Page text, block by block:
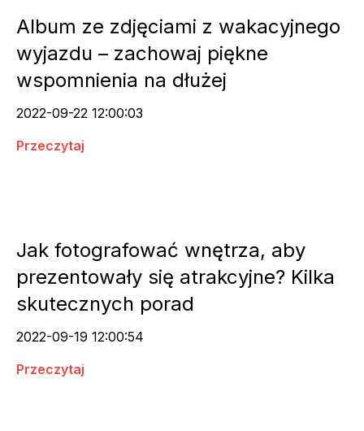
Album ze zdjęciami z wakacyjnego
wyjazdu – zachowaj piękne
wspomnienia na dłużej
2022-09-22 12:00:03
Przeczytaj
Jak fotografować wnętrza, aby
prezentowały się atrakcyjne? Kilka
skutecznych porad
2022-09-19 12:00:54
Przeczytaj